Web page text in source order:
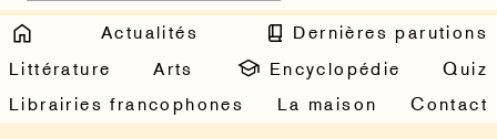
Actualités
Dernières parutions
Littérature
Arts Encyclopédie
Quiz
Librairies francophones
La maison Contact